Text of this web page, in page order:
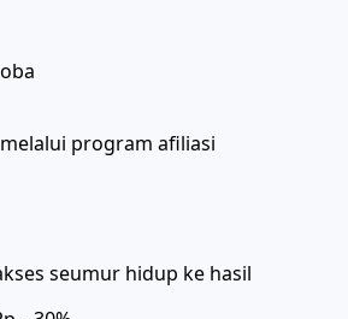
program afiliasi
seumur hidup ke hasil